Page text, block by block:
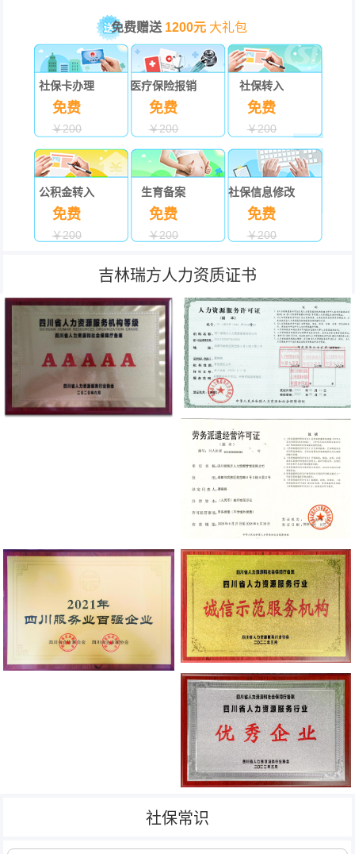
免费赠送 1200元 大礼包
社保卡办理
免费
￥200
医疗保险报销
免费
￥200
社保转入
免费
￥200
公积金转入
免费
￥200
生育备案
免费
￥200
社保信息修改
免费
￥200
吉林瑞方人力资质证书
社保常识